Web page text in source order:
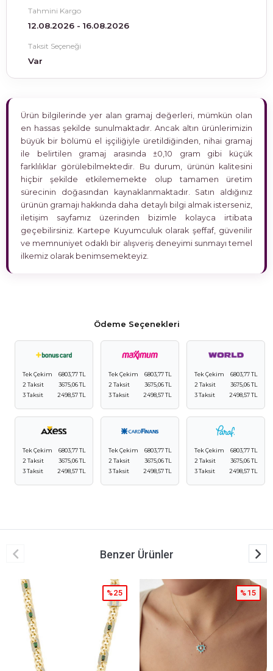
Tahmini Kargo
12.08.2026 - 16.08.2026
Taksit Seçeneği
Var
Ürün bilgilerinde yer alan gramaj değerleri, mümkün olan
en hassas şekilde sunulmaktadır. Ancak altın ürünlerimizin
büyük bir bölümü el işçiliğiyle üretildiğinden, nihai gramaj
ile belirtilen gramaj arasında ±0,10 gram gibi küçük
farklılıklar görülebilmektedir. Bu durum, ürünün kalitesini
hiçbir şekilde etkilememekte olup tamamen üretim
sürecinin doğasından kaynaklanmaktadır. Satın aldığınız
ürünün gramajı hakkında daha detaylı bilgi almak isterseniz,
iletişim sayfamız üzerinden bizimle kolayca irtibata
geçebilirsiniz. Kartepe Kuyumculuk olarak şeffaf, güvenilir
ve memnuniyet odaklı bir alışveriş deneyimi sunmayı temel
ilkemiz olarak benimsemekteyiz.
Ödeme Seçenekleri
Tek Çekim
6803,77 TL
2 Taksit
3675,06 TL
3 Taksit
2498,57 TL
Tek Çekim
6803,77 TL
2 Taksit
3675,06 TL
3 Taksit
2498,57 TL
Tek Çekim
6803,77 TL
2 Taksit
3675,06 TL
3 Taksit
2498,57 TL
Tek Çekim
6803,77 TL
2 Taksit
3675,06 TL
3 Taksit
2498,57 TL
Tek Çekim
6803,77 TL
2 Taksit
3675,06 TL
3 Taksit
2498,57 TL
Tek Çekim
6803,77 TL
2 Taksit
3675,06 TL
3 Taksit
2498,57 TL
Benzer Ürünler
%25 %15